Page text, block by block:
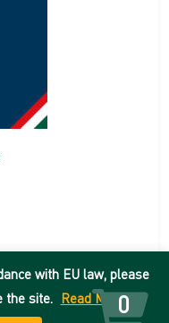
Imprint
with EU law, please
the site. Read More0